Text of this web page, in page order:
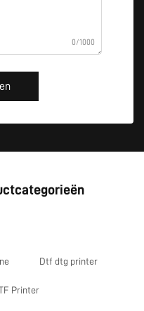
0/1000
Dtf dtg printer
Printer